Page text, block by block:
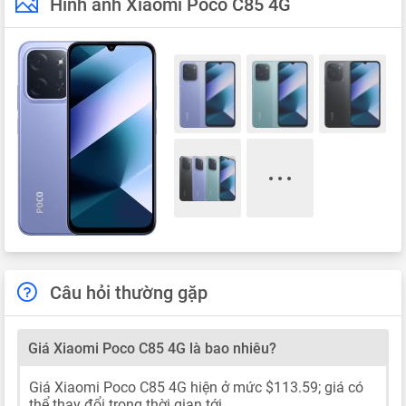
Hình ảnh Xiaomi Poco C85 4G
Câu hỏi thường gặp
Giá Xiaomi Poco C85 4G là bao nhiêu?
Giá Xiaomi Poco C85 4G hiện ở mức $113.59; giá có